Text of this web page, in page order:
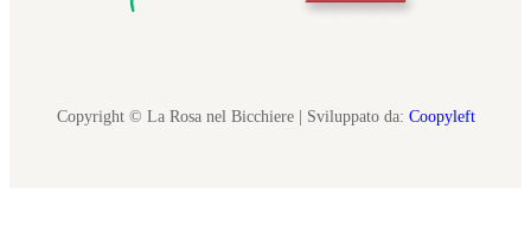
Copyright © La Rosa nel Bicchiere | Sviluppato da: Coopyleft